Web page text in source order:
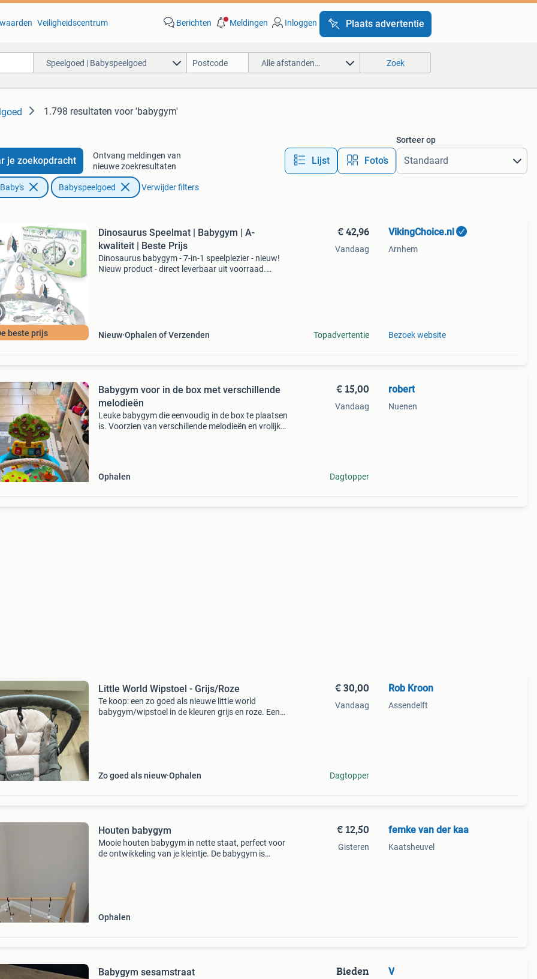
Veiligheidscentrum Berichten Meldingen Inloggen Plaats advertentie
Speelgoed | Babyspeelgoed Alle afstanden… Zoek
1.798 resultaten voor 'babygym'
je zoekopdracht
Ontvang meldingen van
nieuwe zoekresultaten
Lijst Foto’s
Sorteer op
Babyspeelgoed Verwijder filters
beste prijs
Dinosaurus Speelmat | Babygym | A-
kwaliteit | Beste Prijs
Dinosaurus babygym - 7-in-1 speelplezier - nieuw!
Nieuw product - direct leverbaar uit voorraad.
Nieuw Ophalen of Verzenden
€ 42,96
Vandaag
Topadvertentie
VikingChoice.nl
Arnhem
Bezoek website
Babygym voor in de box met verschillende
melodieën
Leuke babygym die eenvoudig in de box te plaatsen
is. Voorzien van verschillende melodieën en vrolijke
Ophalen
€ 15,00
Vandaag
Dagtopper
robert
Nuenen
Little World Wipstoel - Grijs/Roze
Te koop: een zo goed als nieuwe little world
babygym/wipstoel in de kleuren grijs en roze. Een
Zo goed als nieuw Ophalen
€ 30,00
Vandaag
Dagtopper
Rob Kroon
Assendelft
Houten babygym
Mooie houten babygym in nette staat, perfect voor
de ontwikkeling van je kleintje. De babygym is
Ophalen
€ 12,50
Gisteren
femke van der kaa
Kaatsheuvel
Babygym sesamstraat Bieden V